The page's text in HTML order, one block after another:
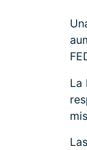
La